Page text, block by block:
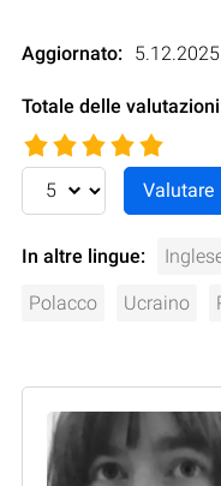
Aggiornato:
Totale delle
In altre lingue:
Polacco Ucraino